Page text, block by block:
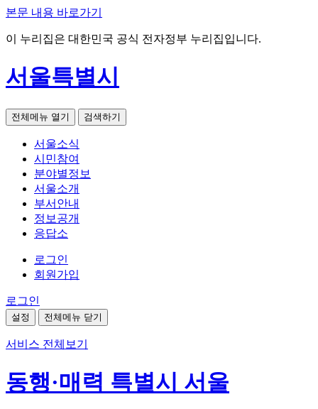
본문 내용 바로가기
이 누리집은 대한민국 공식 전자정부 누리집입니다.
서울특별시
전체메뉴 열기 검색하기
서울소식
시민참여
분야별정보
서울소개
부서안내
정보공개
응답소
로그인
회원가입
로그인
설정 전체메뉴 닫기
서비스 전체보기
동행·매력 특별시 서울